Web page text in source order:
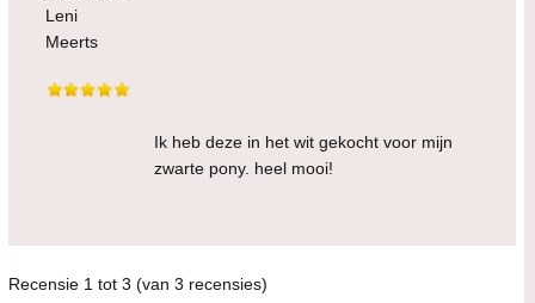
Leni
Meerts
Ik heb deze in het wit gekocht voor mijn
zwarte pony. heel mooi!
Recensie 1 tot 3 (van 3 recensies)